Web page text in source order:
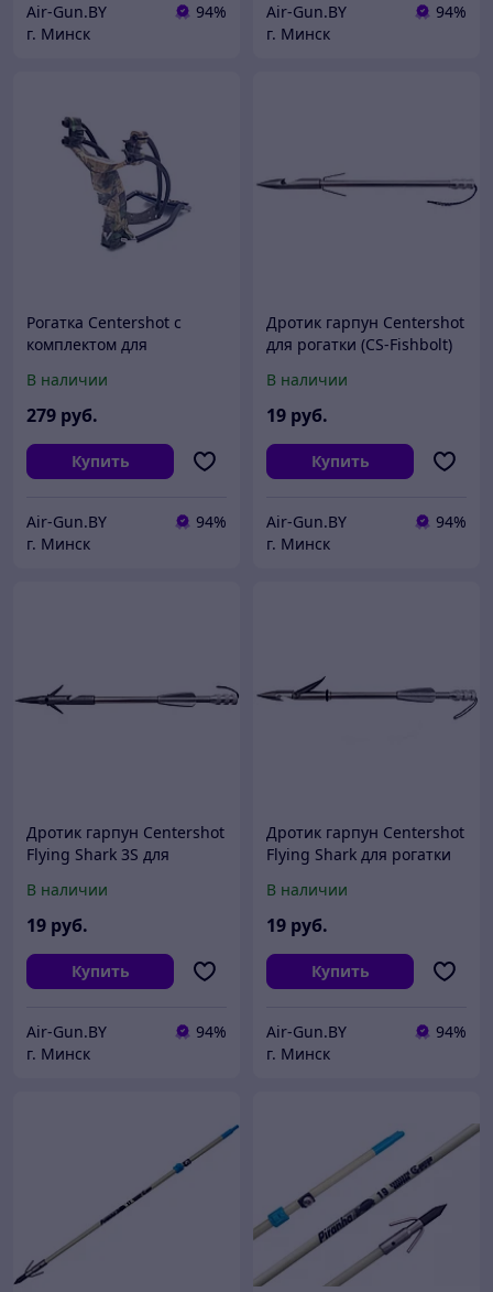
Air-Gun.BY
94%
г. Минск
Air-Gun.BY
94%
г. Минск
Рогатка Centershot с
комплектом для
(JKDG-19B07-CM2)
В наличии
279 руб.
Купить
Air-Gun.BY
94%
г. Минск
Дротик гарпун Centershot
для рогатки (CS-Fishbolt)
В наличии
19 руб.
Купить
Air-Gun.BY
94%
г. Минск
Дротик гарпун Centershot
Flying Shark 3S для
В наличии
19 руб.
Купить
Air-Gun.BY
94%
г. Минск
Дротик гарпун Centershot
Flying Shark для рогатки
В наличии
19 руб.
Купить
Air-Gun.BY
94%
г. Минск